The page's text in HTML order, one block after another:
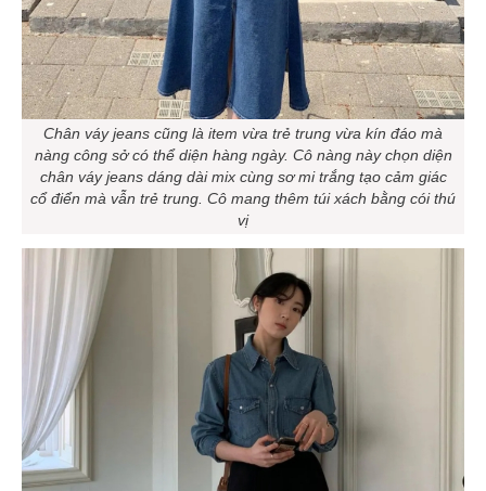
Chân váy jeans cũng là item vừa trẻ trung vừa kín đáo mà
nàng công sở có thể diện hàng ngày. Cô nàng này chọn diện
chân váy jeans dáng dài mix cùng sơ mi trắng tạo cảm giác
cổ điển mà vẫn trẻ trung. Cô mang thêm túi xách bằng cói thú
vị